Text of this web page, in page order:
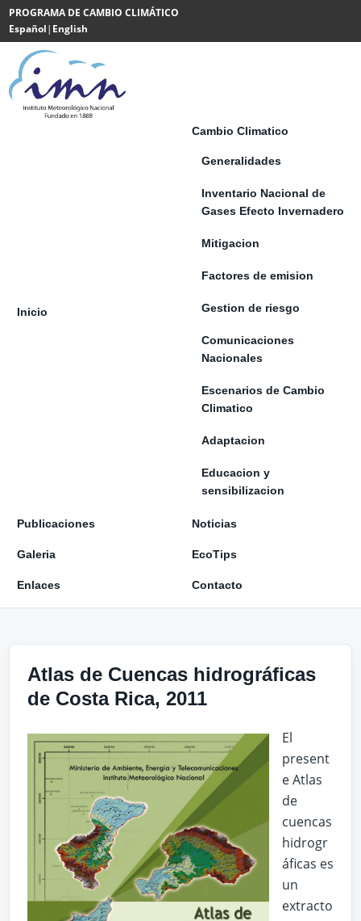
Saltar al contenido
PROGRAMA DE CAMBIO CLIMÁTICO
Español| English
Powered
by
Translate
Inicio
Cambio Climatico
Generalidades
Inventario Nacional de
Gases Efecto Invernadero
Mitigacion
Factores de emision
Gestion de riesgo
Comunicaciones
Nacionales
Escenarios de Cambio
Climatico
Adaptacion
Educacion y
sensibilizacion
Publicaciones Noticias
Galeria EcoTips
Enlaces Contacto
Atlas de Cuencas hidrográficas
de Costa Rica, 2011
El
present
e Atlas
de
cuencas
hidrogr
áficas es
un
extracto